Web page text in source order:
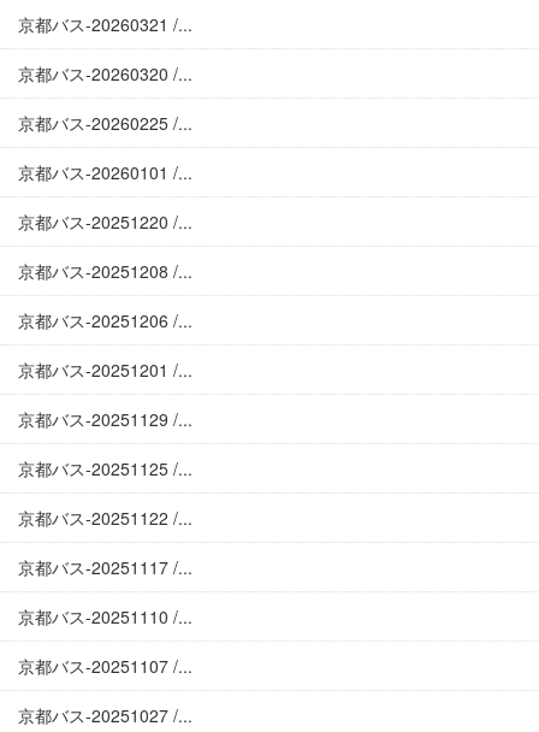
京都バス-20260321 /...
京都バス-20260320 /...
京都バス-20260225 /...
京都バス-20260101 /...
京都バス-20251220 /...
京都バス-20251208 /...
京都バス-20251206 /...
京都バス-20251201 /...
京都バス-20251129 /...
京都バス-20251125 /...
京都バス-20251122 /...
京都バス-20251117 /...
京都バス-20251110 /...
京都バス-20251107 /...
京都バス-20251027 /...